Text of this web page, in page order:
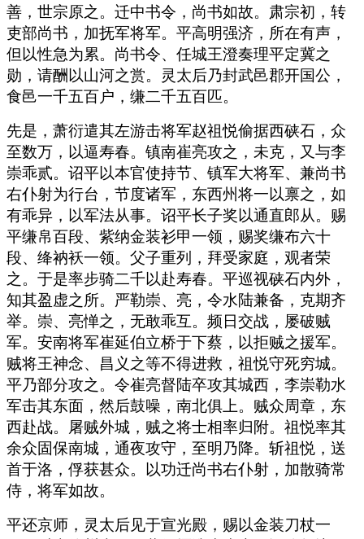
善，世宗原之。迁中书令，尚书如故。肃宗初，转
吏部尚书，加抚军将军。平高明强济，所在有声，
但以性急为累。尚书令、任城王澄奏理平定冀之
勋，请酬以山河之赏。灵太后乃封武邑郡开国公，
食邑一千五百户，缣二千五百匹。
先是，萧衍遣其左游击将军赵祖悦偷据西硖石，众
至数万，以逼寿春。镇南崔亮攻之，未克，又与李
崇乖贰。诏平以本官使持节、镇军大将军、兼尚书
右仆射为行台，节度诸军，东西州将一以禀之，如
有乖异，以军法从事。诏平长子奖以通直郎从。赐
平缣帛百段、紫纳金装衫甲一领，赐奖缣布六十
段、绛衲袄一领。父子重列，拜受家庭，观者荣
之。于是率步骑二千以赴寿春。平巡视硖石内外，
知其盈虚之所。严勒崇、亮，令水陆兼备，克期齐
举。崇、亮惮之，无敢乖互。频日交战，屡破贼
军。安南将军崔延伯立桥于下蔡，以拒贼之援军。
贼将王神念、昌义之等不得进救，祖悦守死穷城。
平乃部分攻之。令崔亮督陆卒攻其城西，李崇勒水
军击其东面，然后鼓噪，南北俱上。贼众周章，东
西赴战。屠贼外城，贼之将士相率归附。祖悦率其
余众固保南城，通夜攻守，至明乃降。斩祖悦，送
首于洛，俘获甚众。以功迁尚书右仆射，加散骑常
侍，将军如故。
平还京师，灵太后见于宣光殿，赐以金装刀杖一